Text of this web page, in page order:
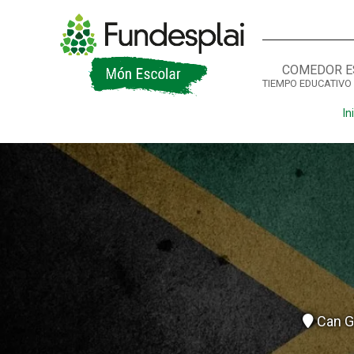
COMEDOR
TIEMPO
Can
ACTIVITATS D'ESTIU
CASES DE COLÒNIES
CONEIX FUNDESPLAI
La Fundació